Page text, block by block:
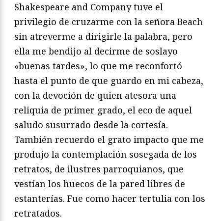
Shakespeare and Company tuve el
privilegio de cruzarme con la señora Beach
sin atreverme a dirigirle la palabra, pero
ella me bendijo al decirme de soslayo
«buenas tardes», lo que me reconfortó
hasta el punto de que guardo en mi cabeza,
con la devoción de quien atesora una
reliquia de primer grado, el eco de aquel
saludo susurrado desde la cortesía.
También recuerdo el grato impacto que me
produjo la contemplación sosegada de los
retratos, de ilustres parroquianos, que
vestían los huecos de la pared libres de
estanterías. Fue como hacer tertulia con los
retratados.